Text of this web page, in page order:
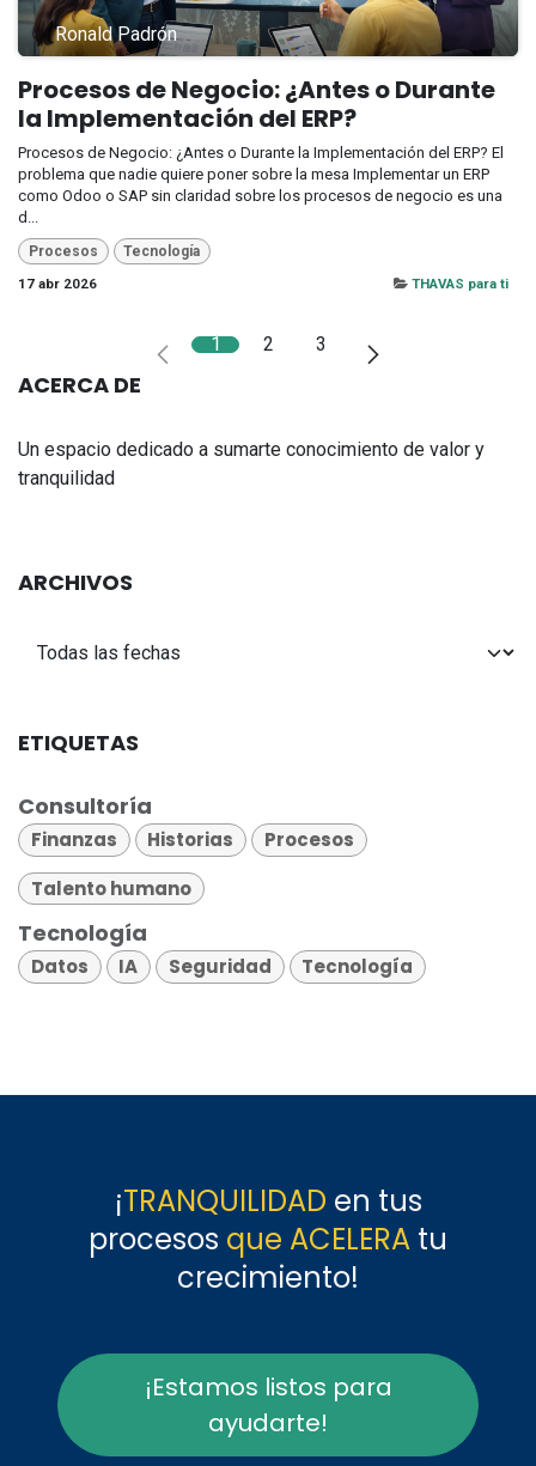
Ronald Padrón
Procesos de Negocio: ¿Antes o Durante
la Implementación del ERP?
Procesos de Negocio: ¿Antes o Durante la Implementación del ERP? El
problema que nadie quiere poner sobre la mesa Implementar un ERP
como Odoo o SAP sin claridad sobre los procesos de negocio es una
d...
Procesos
Tecnología
17 abr 2026
THAVAS para ti
1 2 3
ACERCA DE
Un espacio dedicado a sumarte conocimiento de valor y
tranquilidad
ARCHIVOS
ETIQUETAS
Consultoría
Finanzas Historias
Procesos
Talento humano
Tecnología
Datos IA Seguridad Tecnología
¡TRANQUILIDAD en tus
procesos que ACELERA tu
crecimiento!
¡Estamos listos para
ayudarte!